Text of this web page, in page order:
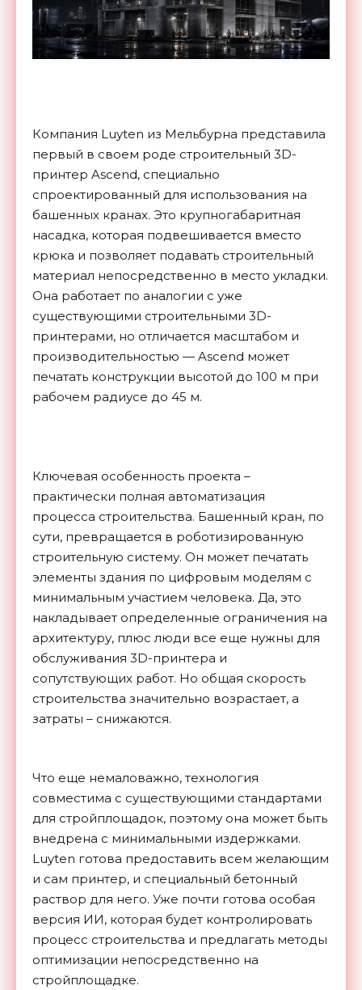
Компания Luyten из Мельбурна представила
первый в своем роде строительный 3D-
принтер Ascend, специально
спроектированный для использования на
башенных кранах. Это крупногабаритная
насадка, которая подвешивается вместо
крюка и позволяет подавать строительный
материал непосредственно в место укладки.
Она работает по аналогии с уже
существующими строительными 3D-
принтерами, но отличается масштабом и
производительностью — Ascend может
печатать конструкции высотой до 100 м при
рабочем радиусе до 45 м.
Ключевая особенность проекта –
практически полная автоматизация
процесса строительства. Башенный кран, по
сути, превращается в роботизированную
строительную систему. Он может печатать
элементы здания по цифровым моделям с
минимальным участием человека. Да, это
накладывает определенные ограничения на
архитектуру, плюс люди все еще нужны для
обслуживания 3D-принтера и
сопутствующих работ. Но общая скорость
строительства значительно возрастает, а
затраты – снижаются.
Что еще немаловажно, технология
совместима с существующими стандартами
для стройплощадок, поэтому она может быть
внедрена с минимальными издержками.
Luyten готова предоставить всем желающим
и сам принтер, и специальный бетонный
раствор для него. Уже почти готова особая
версия ИИ, которая будет контролировать
процесс строительства и предлагать методы
оптимизации непосредственно на
стройплощадке.